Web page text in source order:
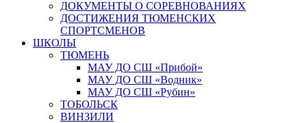
ДОКУМЕНТЫ О СОРЕВНОВАНИЯХ
ДОСТИЖЕНИЯ ТЮМЕНСКИХ
СПОРТСМЕНОВ
ШКОЛЫ
ТЮМЕНЬ
МАУ ДО СШ «Прибой»
МАУ ДО СШ «Водник»
МАУ ДО СШ «Рубин»
ТОБОЛЬСК
ВИНЗИЛИ